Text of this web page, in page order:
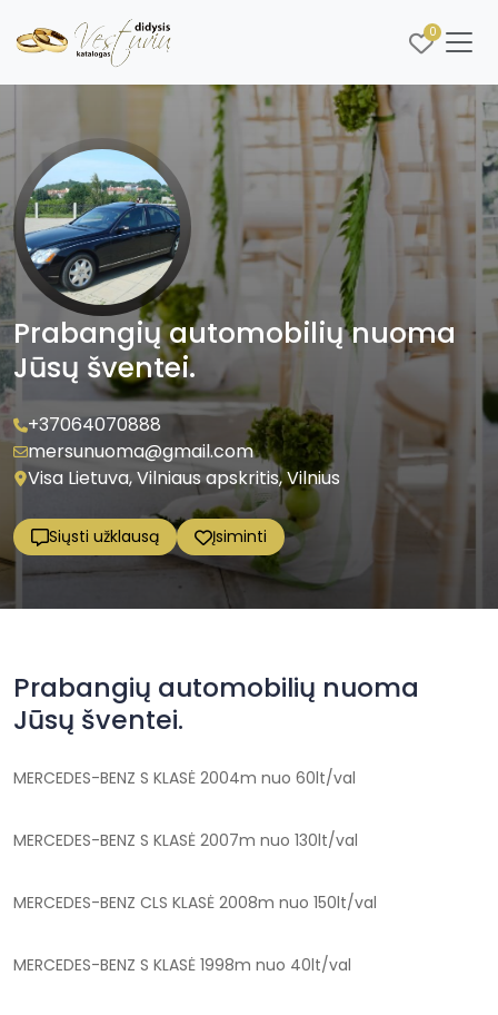
0
Prabangių automobilių nuoma
Jūsų šventei.
+37064070888
mersunuoma@gmail.com
Visa Lietuva, Vilniaus apskritis, Vilnius
Siųsti užklausą Įsiminti
Prabangių automobilių nuoma
Jūsų šventei.
MERCEDES-BENZ S KLASĖ 2004m nuo 60lt/val
MERCEDES-BENZ S KLASĖ 2007m nuo 130lt/val
MERCEDES-BENZ CLS KLASĖ 2008m nuo 150lt/val
MERCEDES-BENZ S KLASĖ 1998m nuo 40lt/val